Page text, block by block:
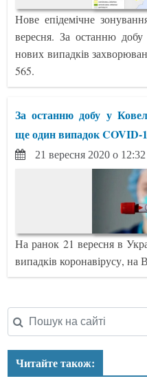
Нове епідемічне
вересня. За останню
нових випадків
565.
За останню добу у
ще один випадок COVID-
21 вересня 2020 о 12:32
На ранок 21 вересня в
випадків коронавірусу, на
Читайте також: